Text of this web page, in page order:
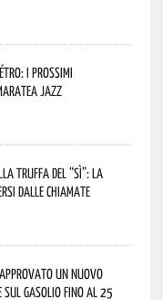
i prossimi
Jazz
truffa del “Sì”: la
dalle chiamate
un nuovo
sul gasolio fino al 25